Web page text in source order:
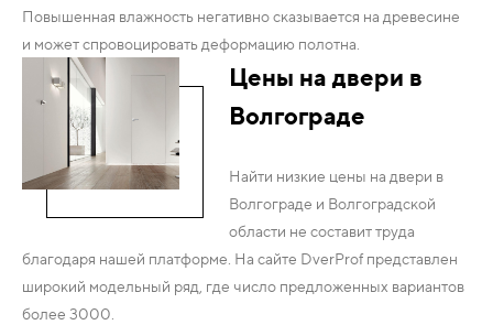
Повышенная влажность негативно сказывается на древесине
и может спровоцировать деформацию полотна.
Цены на двери в
Волгограде
Найти низкие цены на двери в
Волгограде и Волгоградской
области не составит труда
благодаря нашей платформе. На сайте DverProf представлен
широкий модельный ряд, где число предложенных вариантов
более 3000.